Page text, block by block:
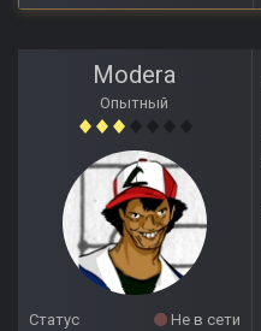
Modera
Опытный
Статус
Не в сети